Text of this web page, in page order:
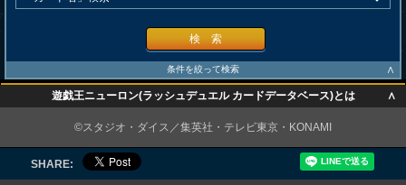
検 索
条件を絞って検索 ∧
遊戯王ニューロン(ラッシュデュエル カードデータベース)とは ∧
©スタジオ・ダイス／集英社・テレビ東京・KONAMI
SHARE: